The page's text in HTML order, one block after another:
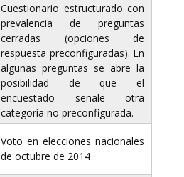
Cuestionario estructurado con
prevalencia de preguntas
cerradas (opciones de
respuesta preconfiguradas). En
algunas preguntas se abre la
posibilidad de que el
encuestado señale otra
categoría no preconfigurada.
Voto en elecciones nacionales
de octubre de 2014